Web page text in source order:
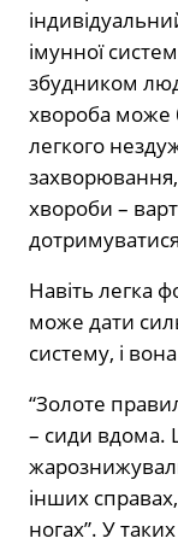
імунної
збудником
хвороба може
легкого
хвороби –
Навіть легка
може дати
систему, і
“Золоте
– сиди вдома.
інших
ногах”. У